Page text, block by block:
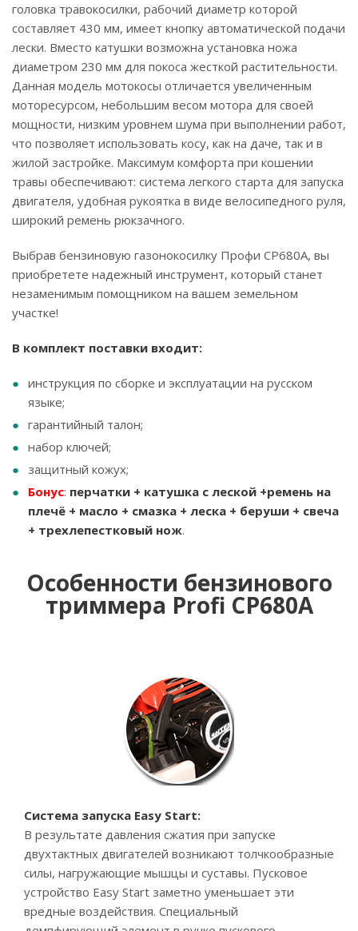
головка травокосилки, рабочий диаметр которой
составляет 430 мм, имеет кнопку автоматической подачи
лески. Вместо катушки возможна установка ножа
диаметром 230 мм для покоса жесткой растительности.
Данная модель мотокосы отличается увеличенным
моторесурсом, небольшим весом мотора для своей
мощности, низким уровнем шума при выполнении работ,
что позволяет использовать косу, как на даче, так и в
жилой застройке. Максимум комфорта при кошении
травы обеспечивают: система легкого старта для запуска
двигателя, удобная рукоятка в виде велосипедного руля,
широкий ремень рюкзачного.
Выбрав бензиновую газонокосилку Профи CР680А, вы
приобретете надежный инструмент, который станет
незаменимым помощником на вашем земельном
участке!
В комплект поставки входит:
инструкция по сборке и эксплуатации на русском
языке;
гарантийный талон;
набор ключей;
защитный кожух;
Бонус: перчатки + катушка с леской +ремень на
плечё + масло + смазка + леска + беруши + свеча
+ трехлепестковый нож.
Особенности бензинового
триммера Profi CР680А
Система запуска Еasy Start:
В результате давления сжатия при запуске
двухтактных двигателей возникают толчкообразные
силы, нагружающие мышцы и суставы. Пусковое
устройство Еasy Start заметно уменьшает эти
вредные воздействия. Специальный